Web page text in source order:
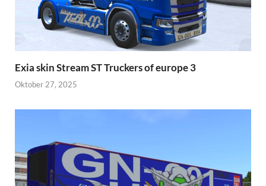
Exia skin Stream ST Truckers of europe 3
Oktober 27, 2025